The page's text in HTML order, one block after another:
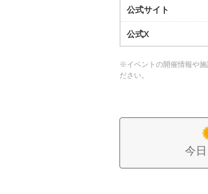
公式サイト
公式X
※イベントの開催情報や
ださい。
今日